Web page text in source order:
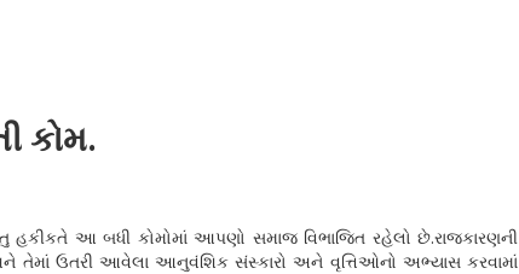
કોમ.
આ બધી કોમોમાં આપણો સમાજ વિભાજિત રહેલો છે.રાજકારણની
તેમાં ઉતરી આવેલા આનુવંશિક સંસ્કારો અને વૃત્તિઓનો અભ્યાસ કરવામાં